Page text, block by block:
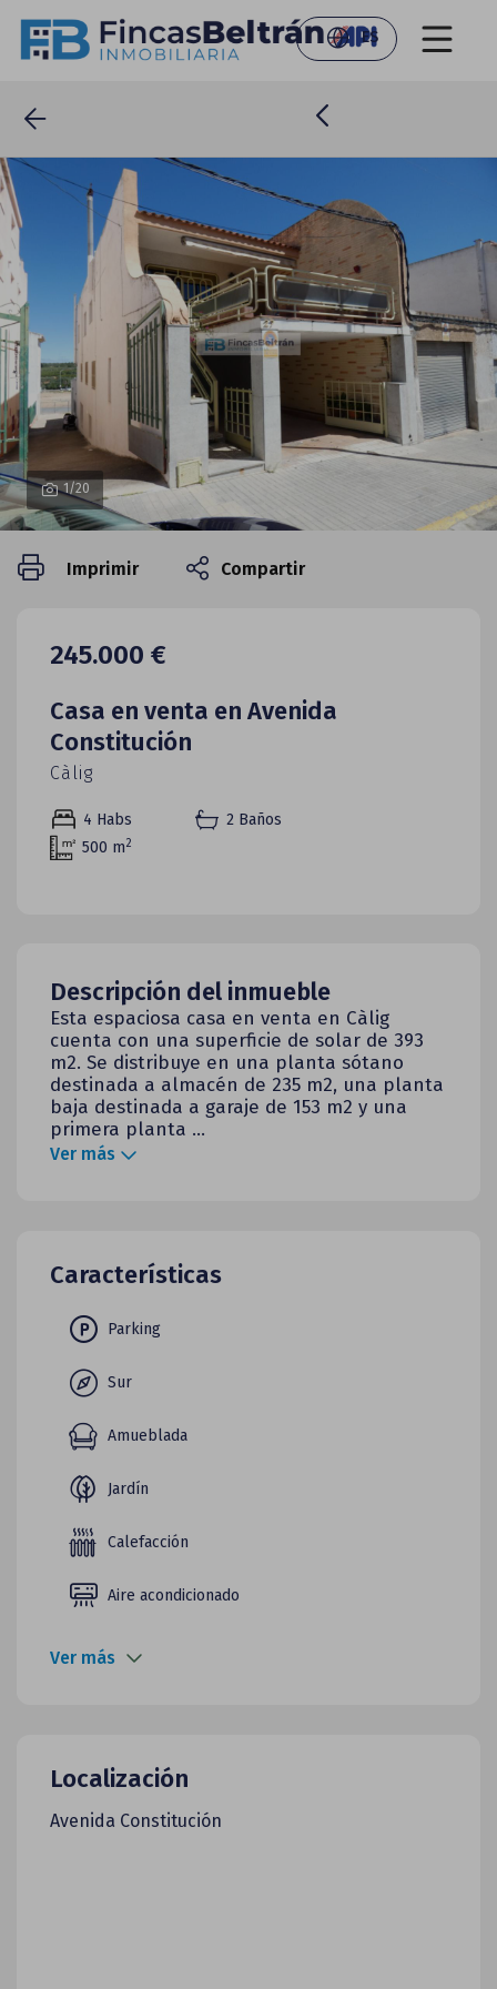
ES
245.000 €
Casa en venta en Avenida
Constitución
Càlig
4 Habs
2 Baños
500 m2
Imprimir Compartir
1 /20
Descripción del inmueble
Esta espaciosa casa en venta en Càlig
cuenta con una superficie de solar de 393
m2. Se distribuye en una planta sótano
destinada a almacén de 235 m2, una planta
baja destinada a garaje de 153 m2 y una
primera planta ...
Ver más
Características
Parking
Sur
Amueblada
Jardín
Calefacción
Aire acondicionado
Ver más
Localización
Avenida Constitución